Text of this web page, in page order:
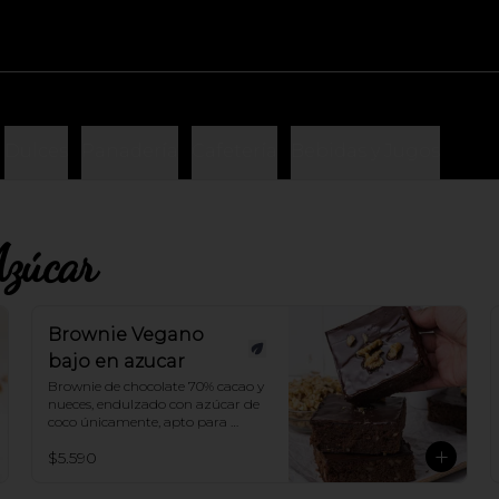
Brownie Vegano
bajo en azucar
Brownie de chocolate 70% cacao y
nueces, endulzado con azúcar de
coco únicamente, apto para
$5.590